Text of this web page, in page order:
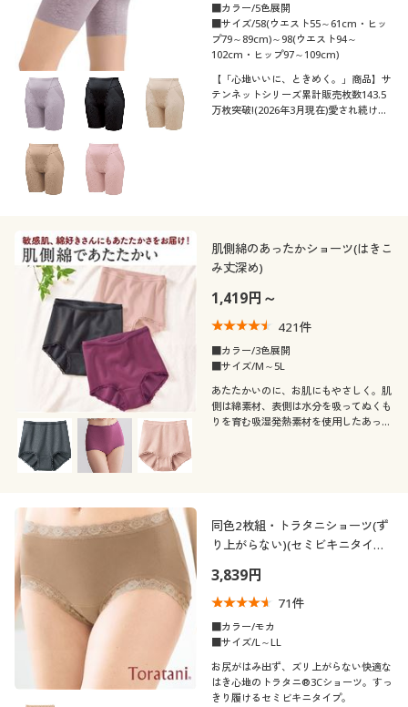
■カラー/5色展開
■サイズ/58(ウエスト55～61cm・ヒッ
プ79～89cm)～98(ウエスト94～
102cm・ヒップ97～109cm)
【「心地いいに、ときめく。」商品】サ
テンネットシリーズ累計販売枚数143.5
万枚突破!(2026年3月現在)愛され続ける
肌側綿のあったかショーツ(はきこ
み丈深め)
1,419円～
421件
■カラー/3色展開
■サイズ/M～5L
あたたかいのに、お肌にもやさしく。肌
側は綿素材、表側は水分を吸ってぬくも
りを育む吸湿発熱素材を使用したあった
同色2枚組・トラタニショーツ(ず
り上がらない)(セミビキニタイ
3,839円
71件
■カラー/モカ
■サイズ/L～LL
お尻がはみ出ず、ズリ上がらない快適な
はき心地のトラタニ®3Cショーツ。すっ
きり履けるセミビキニタイプ。